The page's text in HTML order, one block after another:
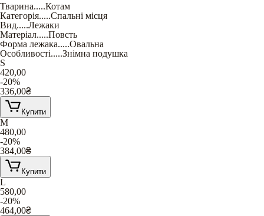
Тварина.....Котам
Категорія.....Спальні місця
Вид.....Лежаки
Матеріал.....Повсть
Форма лежака.....Овальна
Особливості.....Знімна подушка
S
420,00
-20%
336,00₴
Купити
M
480,00
-20%
384,00₴
Купити
L
580,00
-20%
464,00₴